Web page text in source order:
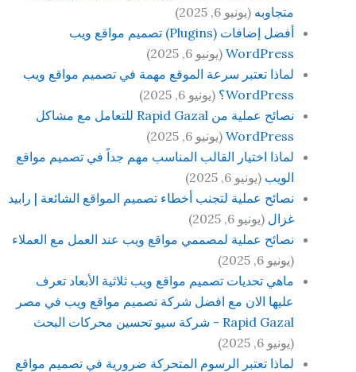
متجاوبه (يونيو 6, 2025)
أفضل إضافات (Plugins) تصميم مواقع ويب
WordPress (يونيو 6, 2025)
لماذا تعتبر سرعة الموقع مهمة في تصميم مواقع ويب
WordPress؟
(يونيو 6, 2025)
نصائح عملية من Rapid Gazal للتعامل مع مشاكل
WordPress (يونيو 6, 2025)
لماذا اختيار القالب المناسب مهم جداً في تصميم مواقع
الويب (يونيو 6, 2025)
نصائح عملية لتجنب أخطاء تصميم المواقع الشائعة | رابيد
غزال (يونيو 6, 2025)
نصائح عملية لمصممي مواقع ويب عند العمل مع العملاء
(يونيو 6, 2025)
ماهي تحديات تصميم مواقع ويب ثلاثية الأبعاد تعرف
عليها الان مع افضل شركة تصميم مواقع ويب في مصر
Rapid Gazal - شركة سيو تحسين محركات البحث
(يونيو 6, 2025)
لماذا تعتبر الرسوم المتحركة ضرورية في تصميم مواقع